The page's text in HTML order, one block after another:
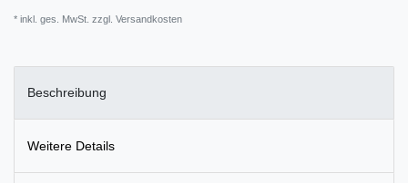
* inkl. ges. MwSt. zzgl. Versandkosten
Beschreibung
Weitere Details